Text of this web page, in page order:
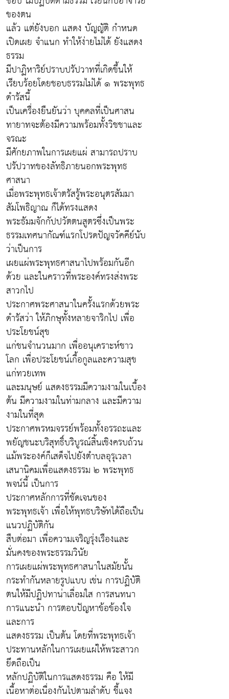
ของตน
แล้ว แต่ยังบอก แสดง บัญญัติ กำหนด
เปิดเผย จำแนก ทำให้ง่ายไม่ได้ ยังแสดง
ธรรม
มีปาฏิหาริย์ปราบปรัปวาทที่เกิดขึ้นให้
เรียบร้อยโดยชอบธรรมไม่ได้ ๑ พระพุทธ
ดำรัสนี้
เป็นเครื่องยืนยันว่า บุคคลที่เป็นศาสน
ทายาทจะต้องมีความพร้อมทั้งวิชชาและ
จรณะ
มีศักยภาพในการเผยแผ่ สามารถปราบ
ปรัปวาทของลัทธิภายนอกพระพุทธ
ศาสนา
เมื่อพระพุทธเจ้าตรัสรู้พระอนุตรสัมมา
สัมโพธิญาณ ก็ได้ทรงแสดง
พระธัมมจักกัปปวัตตนสูตรซึ่งเป็นพระ
ธรรมเทศนากัณฑ์แรกโปรดปัญจวัคคีย์นับ
ว่าเป็นการ
เผยแผ่พระพุทธศาสนาไปพร้อมกันอีก
ด้วย และในคราวที่พระองค์ทรงส่งพระ
สาวกไป
ประกาศพระศาสนาในครั้งแรกด้วยพระ
ดำรัสว่า ให้ภิกษุทั้งหลายจาริกไป เพื่อ
ประโยชน์สุข
แก่ชนจำนวนมาก เพื่ออนุเคราะห์ชาว
โลก เพื่อประโยชน์เกื้อกูลและความสุข
แก่ทวยเทพ
และมนุษย์ แสดงธรรมมีความงามในเบื้อง
ต้น มีความงามในท่ามกลาง และมีความ
งามในที่สุด
ประกาศพรหมจรรย์พร้อมทั้งอรรถะและ
พยัญชนะบริสุทธิ์บริบูรณ์สิ้นเชิงครบถ้วน
แม้พระองค์ก็เสด็จไปยังตำบลอุรุเวลา
เสนานิคมเพื่อแสดงธรรม ๒ พระพุทธ
พจน์นี้ เป็นการ
ประกาศหลักการที่ชัดเจนของ
พระพุทธเจ้า เพื่อให้พุทธบริษัทได้ถือเป็น
แนวปฏิบัติกัน
สืบต่อมา เพื่อความเจริญรุ่งเรืองและ
มั่นคงของพระธรรมวินัย
การเผยแผ่พระพุทธศาสนาในสมัยนั้น
กระทำกันหลายรูปแบบ เช่น การปฏิบัติ
ตนให้มีปฏิปทาน่าเลื่อมใส การสนทนา
การแนะนำ การตอบปัญหาข้อข้องใจ
และการ
แสดงธรรม เป็นต้น โดยที่พระพุทธเจ้า
ประทานหลักในการเผยแผ่ให้พระสาวก
ยึดถือเป็น
หลักปฏิบัติในการแสดงธรรม คือ ให้มี
เนื้อหาต่อเนื่องกันไปตามลำดับ ชี้แจง